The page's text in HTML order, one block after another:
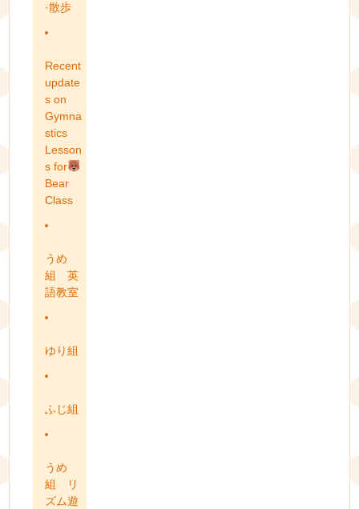
·散歩
Recent
update
s on
Gymna
stics
Lesson
s for
Bear
Class
うめ
組 英
語教室
ゆり組
ふじ組
うめ
組 リ
ズム遊